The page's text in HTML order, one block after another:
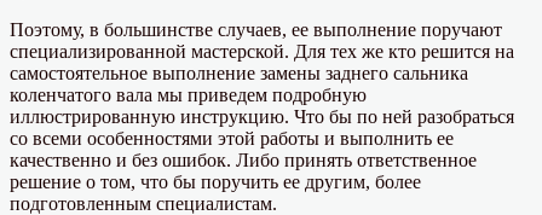
Поэтому, в большинстве случаев, ее выполнение поручают
специализированной мастерской. Для тех же кто решится на
самостоятельное выполнение замены заднего сальника
коленчатого вала мы приведем подробную
иллюстрированную инструкцию. Что бы по ней разобраться
со всеми особенностями этой работы и выполнить ее
качественно и без ошибок. Либо принять ответственное
решение о том, что бы поручить ее другим, более
подготовленным специалистам.